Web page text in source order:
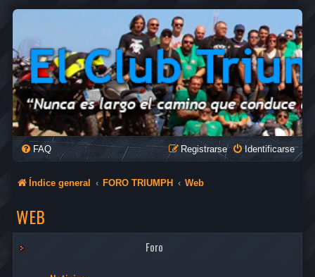
FAQ Identificarse
Registrarse
Índice general FORO TRIUMPH Web
WEB
Foro